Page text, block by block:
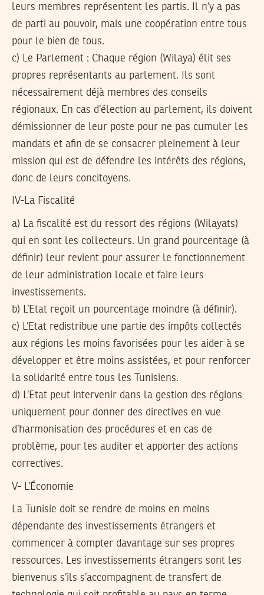
leurs membres représentent les partis. Il n’y a pas
de parti au pouvoir, mais une coopération entre tous
pour le bien de tous.
c) Le Parlement : Chaque région (Wilaya) élit ses
propres représentants au parlement. Ils sont
nécessairement déjà membres des conseils
régionaux. En cas d’élection au parlement, ils doivent
démissionner de leur poste pour ne pas cumuler les
mandats et afin de se consacrer pleinement à leur
mission qui est de défendre les intérêts des régions,
donc de leurs concitoyens.
IV-La Fiscalité
a) La fiscalité est du ressort des régions (Wilayats)
qui en sont les collecteurs. Un grand pourcentage (à
définir) leur revient pour assurer le fonctionnement
de leur administration locale et faire leurs
investissements.
b) L’Etat reçoit un pourcentage moindre (à définir).
c) L’Etat redistribue une partie des impôts collectés
aux régions les moins favorisées pour les aider à se
développer et être moins assistées, et pour renforcer
la solidarité entre tous les Tunisiens.
d) L’Etat peut intervenir dans la gestion des régions
uniquement pour donner des directives en vue
d’harmonisation des procédures et en cas de
problème, pour les auditer et apporter des actions
correctives.
V- L’Économie
La Tunisie doit se rendre de moins en moins
dépendante des investissements étrangers et
commencer à compter davantage sur ses propres
ressources. Les investissements étrangers sont les
bienvenus s’ils s’accompagnent de transfert de